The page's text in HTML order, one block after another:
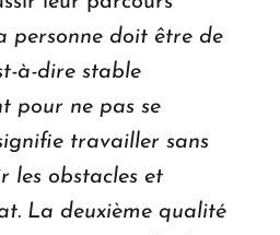
personne doit être de
à-dire stable
pour ne pas se
travailler sans
les obstacles et
La deuxième qualité